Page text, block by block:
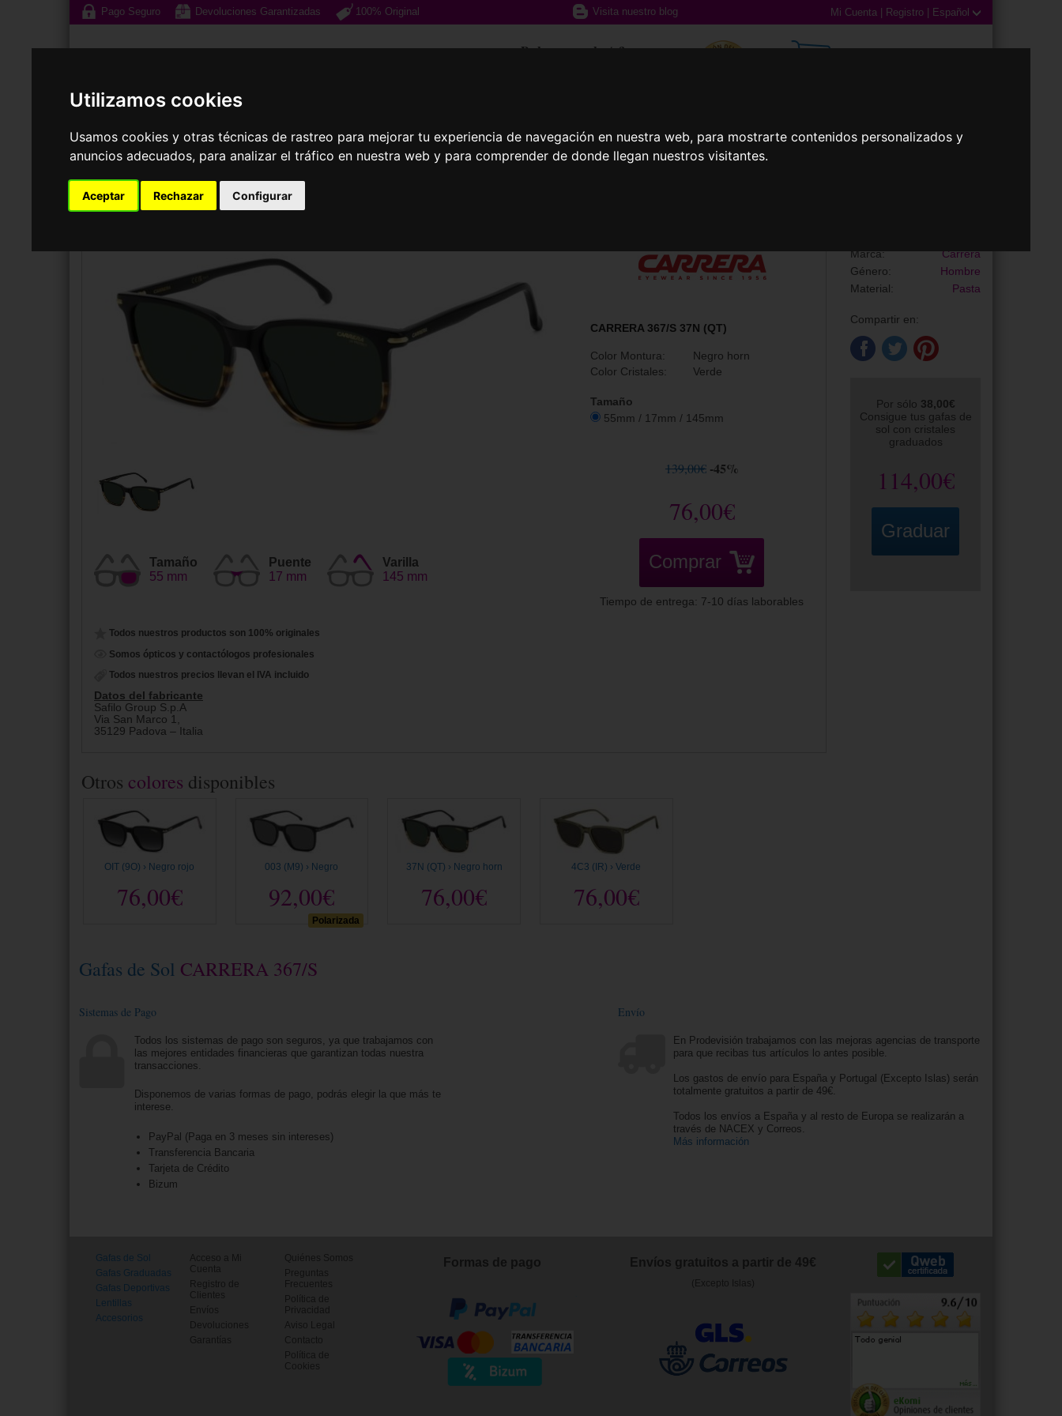
Utilizamos cookies
Usamos cookies y otras técnicas de rastreo para mejorar tu experiencia de navegación en nuestra web, para mostrarte contenidos personalizados y
anuncios adecuados, para analizar el tráfico en nuestra web y para comprender de donde llegan nuestros visitantes.
Aceptar Rechazar Configurar
Pago Seguro Devoluciones Garantizadas 100% Original Visita nuestro blog Mi Cuenta Registro Español
¿Podemos ayudarte?
Gafas de Sol Gafas Graduadas Gafas Deportivas Lentillas
GAFAS DE SOL CARRERA CARRERA 367/S
Tamaño
55 mm
Puente
17 mm
Varilla
145 mm
Todos nuestros productos son 100% originales
Somos ópticos y contactólogos profesionales
Todos nuestros precios llevan el IVA incluido
Datos del fabricante
Safilo Group S.p.A
Via San Marco 1,
35129 Padova – Italia
CARRERA 367/S 37N (QT)
Color Montura:
Negro horn
Color Cristales:
Verde
Tamaño
55mm / 17mm / 145mm
139,00€ -45%
76,00€
Comprar
Tiempo de entrega: 7-10 días laborables
Marca:
Carrera
Género:
Hombre
Material:
Pasta
Compartir en:
Por sólo 38,00€
Consigue tus gafas de
sol con cristales
graduados
114,00€
Graduar
Otros colores disponibles
OIT (9O) › Negro rojo
76,00€
Polarizada
003 (M9) › Negro
92,00€
37N (QT) › Negro horn
76,00€
4C3 (IR) › Verde
76,00€
Gafas de Sol CARRERA 367/S
Sistemas de Pago
Todos los sistemas de pago son seguros, ya que trabajamos con
las mejores entidades financieras que garantizan todas nuestra
transacciones.
Disponemos de varias formas de pago, podrás elegir la que más te
interese.
PayPal (Paga en 3 meses sin intereses)
Transferencia Bancaria
Tarjeta de Crédito
Bizum
Envío
En Prodevisión trabajamos con las mejoras agencias de transporte
para que recibas tus artículos lo antes posible.
Los gastos de envío para España y Portugal (Excepto Islas) serán
totalmente gratuitos a partir de 49€.
Todos los envíos a España y al resto de Europa se realizarán a
través de NACEX y Correos.
Más información
Gafas de Sol
Gafas Graduadas
Gafas Deportivas
Lentillas
Accesorios
Acceso a Mi
Cuenta
Registro de
Clientes
Envíos
Devoluciones
Garantías
Quiénes Somos
Preguntas
Frecuentes
Política de
Privacidad
Aviso Legal
Contacto
Política de
Cookies
Formas de pago Envíos gratuitos a partir de 49€
(Excepto Islas)